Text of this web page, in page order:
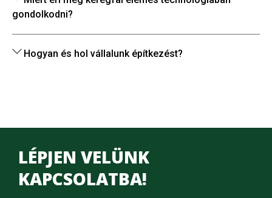
gondolkodni?
Hogyan és hol vállalunk építkezést?
LÉPJEN VELÜNK
KAPCSOLATBA!